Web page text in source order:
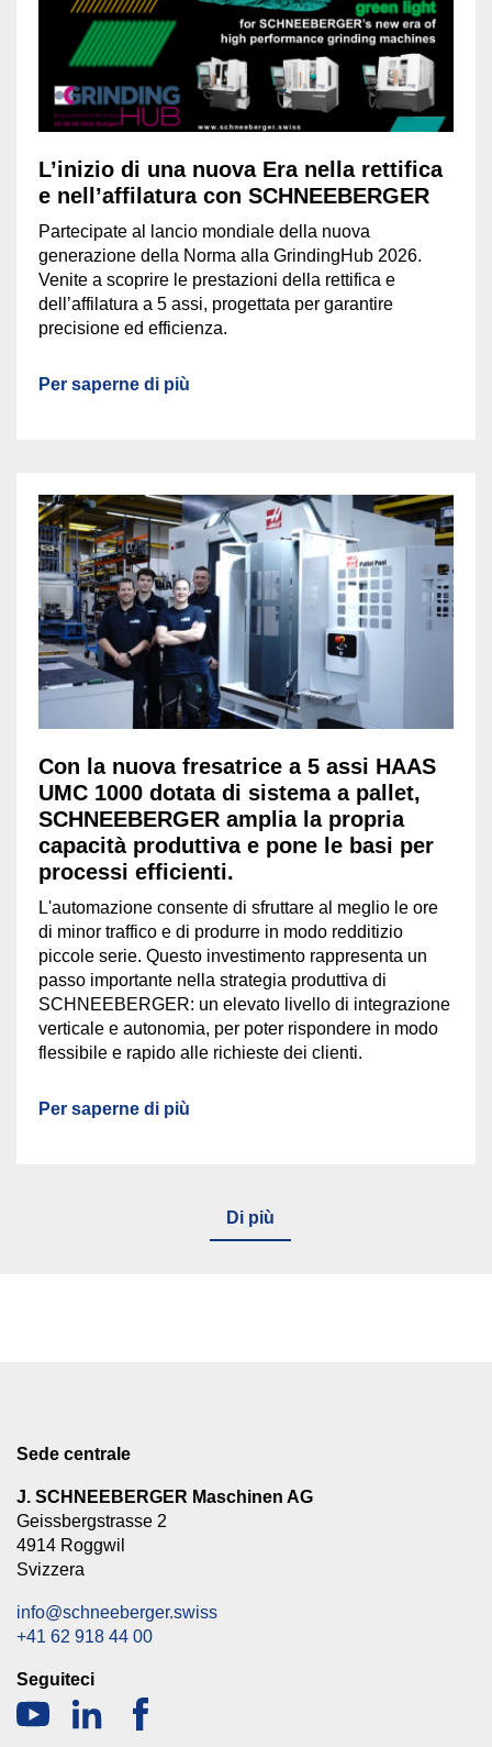
L’inizio di una nuova Era nella rettifica
e nell’affilatura con SCHNEEBERGER
Partecipate al lancio mondiale della nuova
generazione della Norma alla GrindingHub 2026.
Venite a scoprire le prestazioni della rettifica e
dell’affilatura a 5 assi, progettata per garantire
precisione ed efficienza.
Per saperne di più
Con la nuova fresatrice a 5 assi HAAS
UMC 1000 dotata di sistema a pallet,
SCHNEEBERGER amplia la propria
capacità produttiva e pone le basi per
processi efficienti.
L'automazione consente di sfruttare al meglio le ore
di minor traffico e di produrre in modo redditizio
piccole serie. Questo investimento rappresenta un
passo importante nella strategia produttiva di
SCHNEEBERGER: un elevato livello di integrazione
verticale e autonomia, per poter rispondere in modo
flessibile e rapido alle richieste dei clienti.
Per saperne di più
Di più
Sede centrale
J. SCHNEEBERGER Maschinen AG
Geissbergstrasse 2
4914 Roggwil
Svizzera
info@schneeberger.swiss
+41 62 918 44 00
Seguiteci